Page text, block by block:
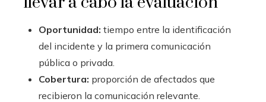
Oportunidad: tiempo entre la identificación
del incidente y la primera comunicación
pública o privada.
Cobertura: proporción de afectados que
recibieron la comunicación relevante.